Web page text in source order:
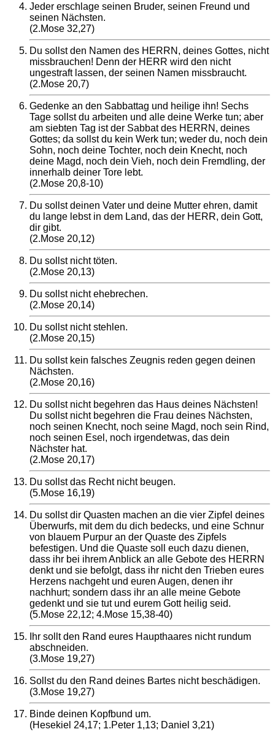
Jeder erschlage seinen Bruder, seinen Freund und
seinen Nächsten.
(2.Mose 32,27)
Du sollst den Namen des HERRN, deines Gottes, nicht
missbrauchen! Denn der HERR wird den nicht
ungestraft lassen, der seinen Namen missbraucht.
(2.Mose 20,7)
Gedenke an den Sabbattag und heilige ihn! Sechs
Tage sollst du arbeiten und alle deine Werke tun; aber
am siebten Tag ist der Sabbat des HERRN, deines
Gottes; da sollst du kein Werk tun; weder du, noch dein
Sohn, noch deine Tochter, noch dein Knecht, noch
deine Magd, noch dein Vieh, noch dein Fremdling, der
innerhalb deiner Tore lebt.
(2.Mose 20,8-10)
Du sollst deinen Vater und deine Mutter ehren, damit
du lange lebst in dem Land, das der HERR, dein Gott,
dir gibt.
(2.Mose 20,12)
Du sollst nicht töten.
(2.Mose 20,13)
Du sollst nicht ehebrechen.
(2.Mose 20,14)
Du sollst nicht stehlen.
(2.Mose 20,15)
Du sollst kein falsches Zeugnis reden gegen deinen
Nächsten.
(2.Mose 20,16)
Du sollst nicht begehren das Haus deines Nächsten!
Du sollst nicht begehren die Frau deines Nächsten,
noch seinen Knecht, noch seine Magd, noch sein Rind,
noch seinen Esel, noch irgendetwas, das dein
Nächster hat.
(2.Mose 20,17)
Du sollst das Recht nicht beugen.
(5.Mose 16,19)
Du sollst dir Quasten machen an die vier Zipfel deines
Überwurfs, mit dem du dich bedecks, und eine Schnur
von blauem Purpur an der Quaste des Zipfels
befestigen. Und die Quaste soll euch dazu dienen,
dass ihr bei ihrem Anblick an alle Gebote des HERRN
denkt und sie befolgt, dass ihr nicht den Trieben eures
Herzens nachgeht und euren Augen, denen ihr
nachhurt; sondern dass ihr an alle meine Gebote
gedenkt und sie tut und eurem Gott heilig seid.
(5.Mose 22,12; 4.Mose 15,38-40)
Ihr sollt den Rand eures Haupthaares nicht rundum
abschneiden.
(3.Mose 19,27)
Sollst du den Rand deines Bartes nicht beschädigen.
(3.Mose 19,27)
Binde deinen Kopfbund um.
(Hesekiel 24,17; 1.Peter 1,13; Daniel 3,21)